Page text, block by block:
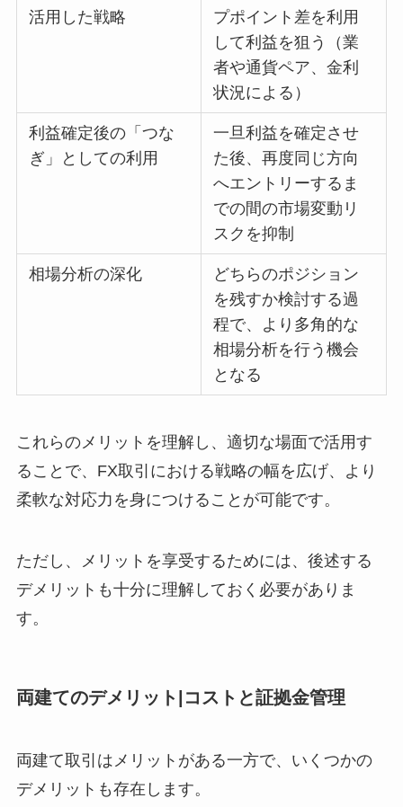
活用した戦略
プポイント差を利用
して利益を狙う（業
者や通貨ペア、金利
状況による）
利益確定後の「つな
ぎ」としての利用
一旦利益を確定させ
た後、再度同じ方向
へエントリーするま
での間の市場変動リ
スクを抑制
相場分析の深化
どちらのポジション
を残すか検討する過
程で、より多角的な
相場分析を行う機会
となる
これらのメリットを理解し、適切な場面で活用す
ることで、FX取引における戦略の幅を広げ、より
柔軟な対応力を身につけることが可能です。
ただし、メリットを享受するためには、後述する
デメリットも十分に理解しておく必要がありま
す。
両建てのデメリット|コストと証拠金管理
両建て取引はメリットがある一方で、いくつかの
デメリットも存在します。